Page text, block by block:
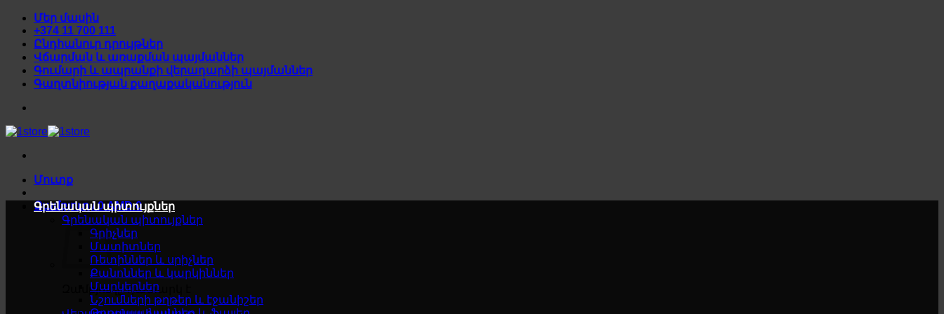
Skip
content
Մեր մասին
+374 11 700 111
Ընդհանուր դրույթներ
Վճարման և առաքման պայմաններ
Գումարի և ապրանքի վերադարձի պայմաններ
Գաղտնիության քաղաքականություն
Մուտք
Զամբյուղ /0AMD 0
Զամբյուղը դատարկ է
Գրենական պիտույքներ
Գրենական պիտույքներ
Գրիչներ
Մատիտներ
Ռետիններ և սրիչներ
Քանոններ և կարկիններ
Մարկերներ
Նշումների թղթեր և էջանիշեր